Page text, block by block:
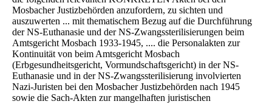
Mosbacher Justizbehörden anzufordern, zu sichten und
auszuwerten ... mit thematischem Bezug auf die Durchführung
der NS-Euthanasie und der NS-Zwangssterilisierungen beim
Amtsgericht Mosbach 1933-1945, .... die Personalakten zur
Kontinuität von beim Amtsgericht Mosbach
(Erbgesundheitsgericht, Vormundschaftsgericht) in der NS-
Euthanasie und in der NS-Zwangssterilisierung involvierten
Nazi-Juristen bei den Mosbacher Justizbehörden nach 1945
sowie die Sach-Akten zur mangelhaften juristischen